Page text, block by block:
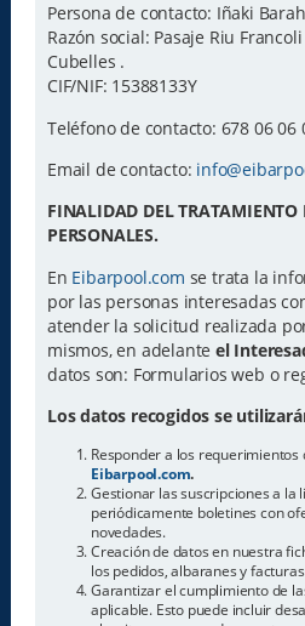
Persona de contacto: Iñaki
Razón social: Pasaje Riu
Cubelles .
CIF/NIF: 15388133Y
Teléfono de contacto: 678 06 06
Email de contacto:
FINALIDAD DEL TRATAMIENTO
PERSONALES.
En Eibarpool.com se trata la
por las personas interesadas
atender la solicitud realizada
mismos, en adelante el
datos son: Formularios web o
Los datos recogidos se
Responder a los requerimientos
Eibarpool.com.
Gestionar las suscripciones a la
periódicamente boletines con
novedades.
Creación de datos en nuestra
los pedidos, albaranes y
Garantizar el cumplimiento de
aplicable. Esto puede incluir